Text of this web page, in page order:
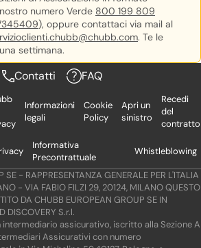
numero Verde 800 199 809
), oppure contattaci via mail al
. Te le
settimana.
Contatti FAQ
Informazioni
legali
Cookie
Policy
Apri un
sinistro
Recedi
del
contratto
Informativa
Precontrattuale
Whistleblowing
SE - RAPPRESENTANZA GENERALE PER L'ITALIA
- VIA FABIO FILZI 29, 20124, MILANO QUESTO
DA CHUBB EUROPEAN GROUP SE IN
DISCOVERY S.r.l.
intermediario assicurativo, iscritto alla Sezione A
Assicurativi con numero